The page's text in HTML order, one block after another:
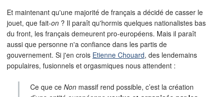
Et maintenant qu'une majorité de français a décidé de casser le
jouet, que fait-on ? Il paraît qu'hormis quelques nationalistes bas
du front, les français demeurent pro-européens. Mais il paraît
aussi que personne n'a confiance dans les partis de
gouvernement. Si j'en crois Etienne Chouard, des lendemains
populaires, fusionnels et orgasmiques nous attendent :
Ce que ceNon massif rend possible, c’est la création